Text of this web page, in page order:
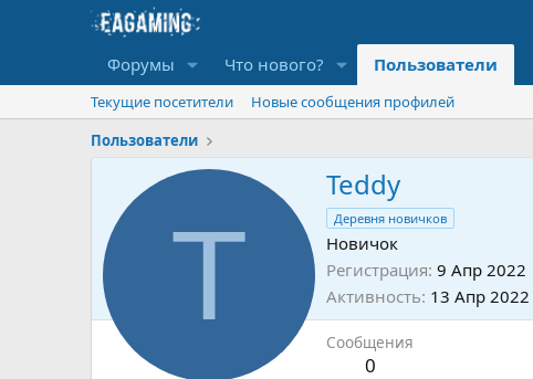
Форумы Что нового? Пользователи
Текущие посетители
Новые сообщения профилей
Пользователи
T
Teddy
Деревня новичков
Новичок
Регистрация 9 Апр 2022
Активность 13 Апр 2022
Сообщения
0